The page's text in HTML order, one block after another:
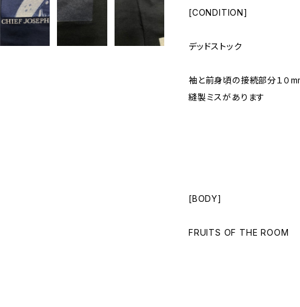
[CONDITION]
デッドストック
袖と前身頃の接続部分１０
縫製ミスがあります
[BODY]
FRUITS OF THE ROOM